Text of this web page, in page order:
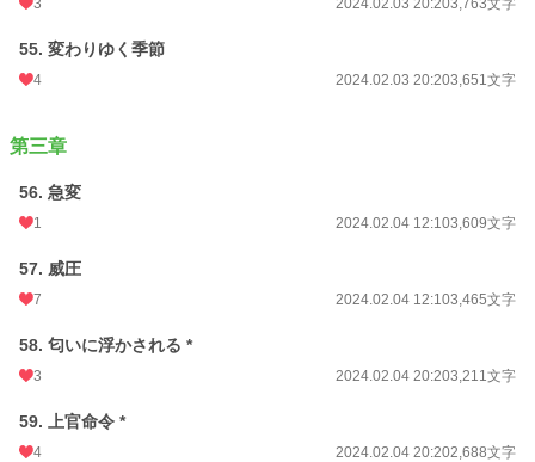
3 2024.02.03 20:203,763文字
55. 変わりゆく季節
4 2024.02.03 20:203,651文字
第三章
56. 急変
1 2024.02.04 12:103,609文字
57. 威圧
7 2024.02.04 12:103,465文字
58. 匂いに浮かされる *
3 2024.02.04 20:203,211文字
59. 上官命令 *
4 2024.02.04 20:202,688文字